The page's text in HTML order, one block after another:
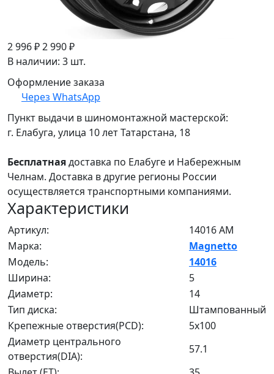
2 996 ₽2 990 ₽
В наличии: 3 шт.
Оформление заказа
Через WhatsApp
Пункт выдачи в шиномонтажной мастерской:
г. Елабуга, улица 10 лет Татарстана, 18
Бесплатнаядоставка по Елабуге и Набережным
Челнам. Доставка в другие регионы России
осуществляется транспортными компаниями.
Характеристики
Артикул:
14016 AM
Марка:
Magnetto
Модель:
14016
Ширина:
5
Диаметр:
14
Тип диска:
Штампованный
Крепежные отверстия(PCD):
5x100
Диаметр центрального
отверстия(DIA):
57.1